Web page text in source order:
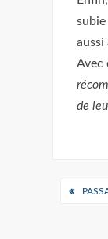
aussi
Avec
de